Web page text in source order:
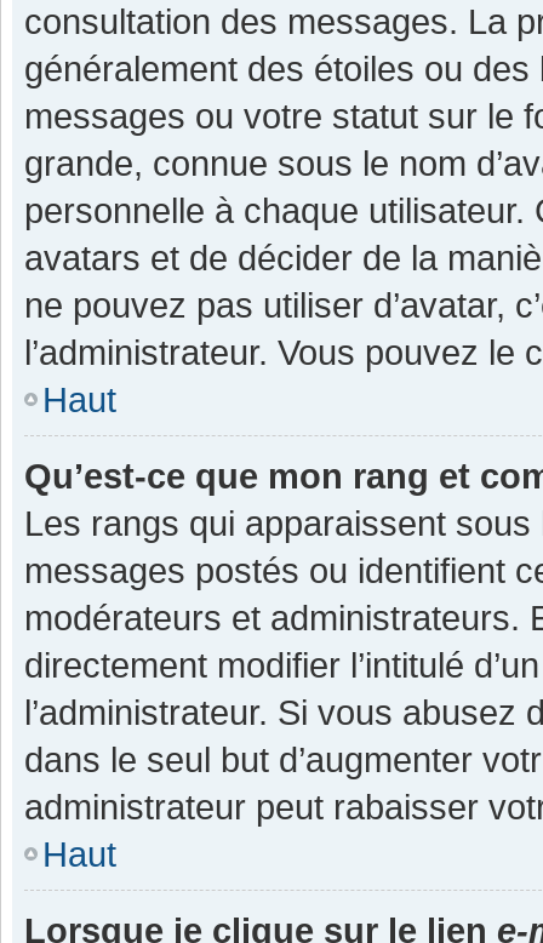
consultation des messages. La
généralement des étoiles ou
messages ou votre statut sur le
grande, connue sous le nom
personnelle à chaque utilisateur.
avatars et de décider de la
ne pouvez pas utiliser d’avatar,
l’administrateur. Vous pouvez
Haut
Qu’est-ce que mon rang et
Les rangs qui apparaissent
messages postés ou identifient
modérateurs et administrateurs.
directement modifier l’intitulé
l’administrateur. Si vous
dans le seul but d’augmenter
administrateur peut rabaisser
Haut
Lorsque je clique sur le lien e-